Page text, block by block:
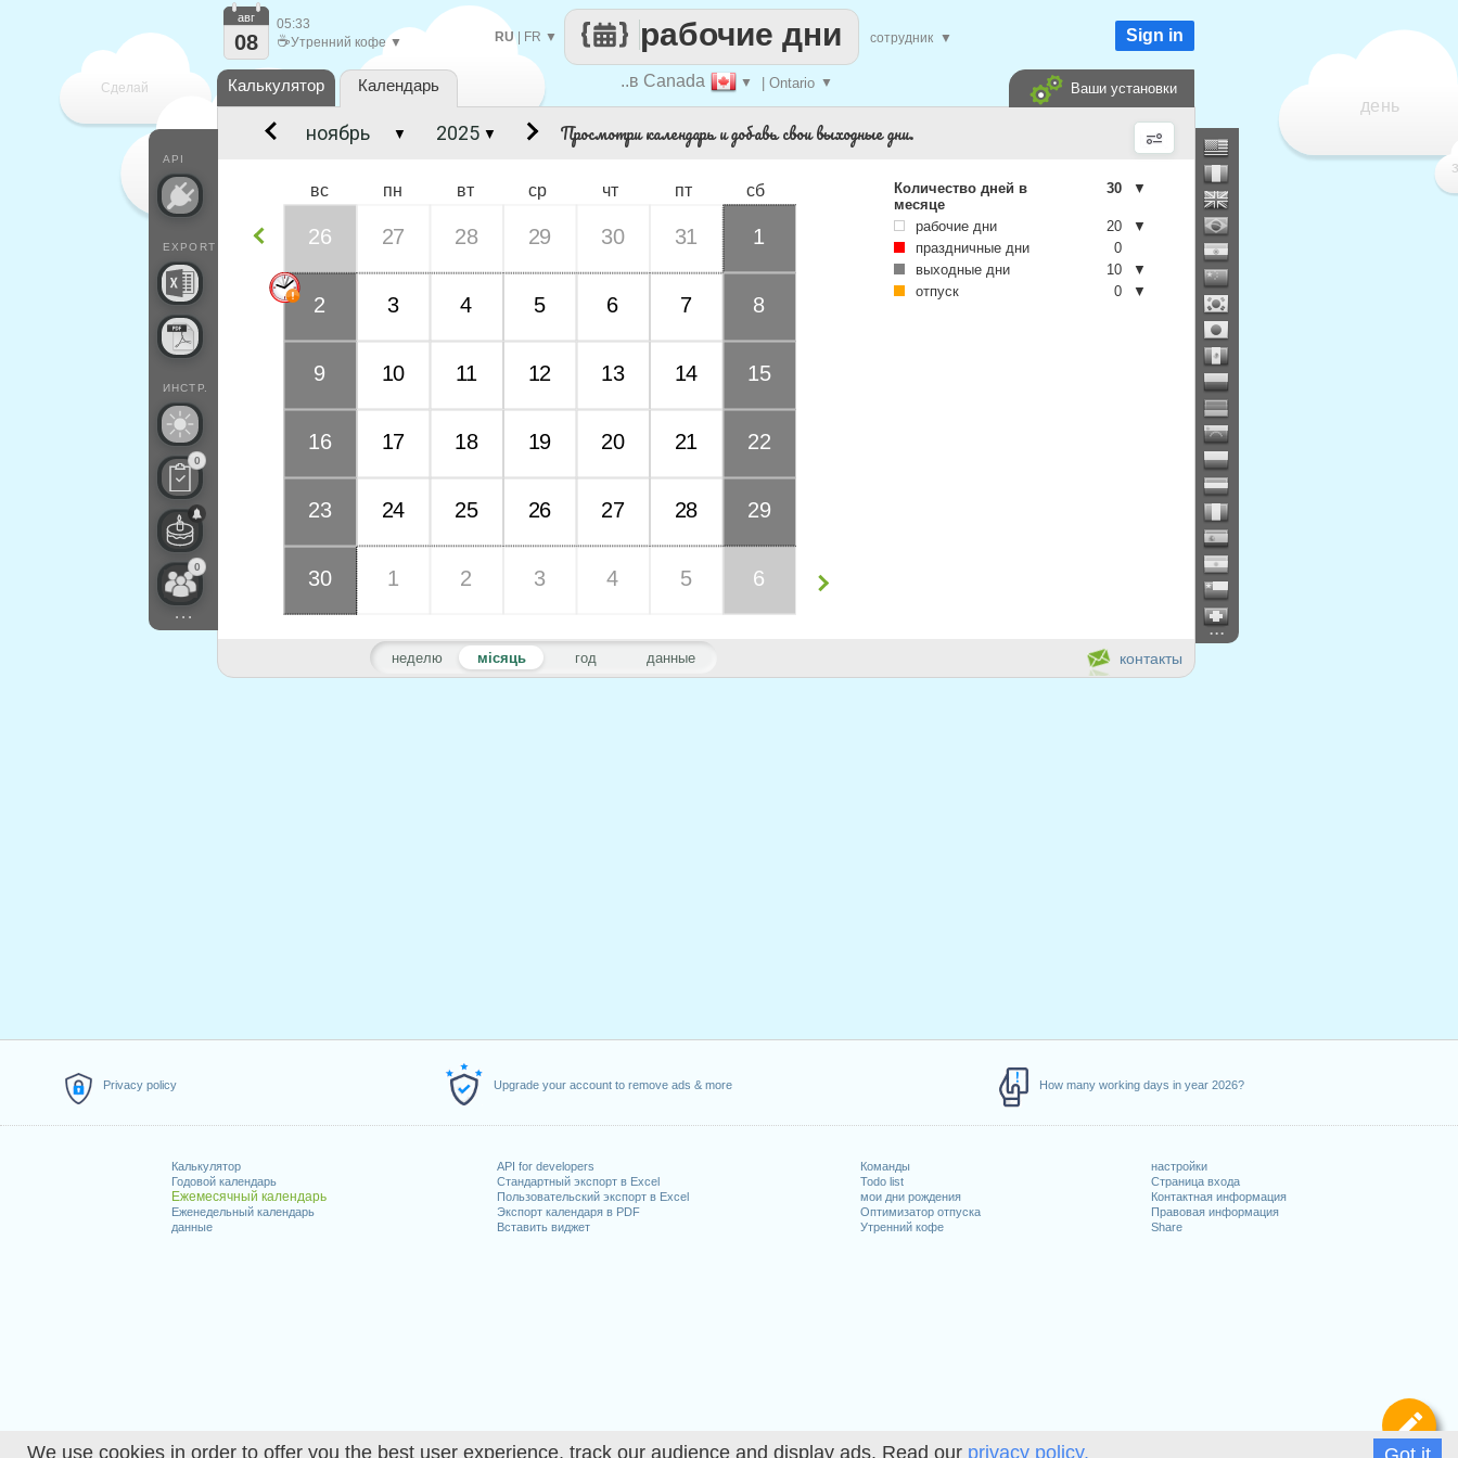
We use cookies in order to offer you the best user experience, track our audience and display ads. Read our privacy policy.
Privacy policy Upgrade your account to remove ads & more How many working days in year 2026?
Калькулятор
Годовой календарь
Ежемесячный календарь
Еженедельный календарь
данные
API for developers
Стандартный экспорт в Excel
Пользовательский экспорт в Excel
Экспорт календаря в PDF
Вставить виджет
Команды
Todo list
мои дни рождения
Оптимизатор отпуска
Утренний кофе
настройки
Страница входа
Контактная информация
Правовая информация
Share
Сделай
день
..в Canada ▼ | Ontario ▼
рабочие дни
RU| FR ▼ сотрудник ▼
API
EXPORT
ИНСТР.
0
0
...
авг
08
05:33
☕Утренний кофе ▼ Sign in
Калькулятор Календарь Ваши установки
...
контакты
Просмотри календарь и добавь свои выходные дни.
неделю місяць год данные
вс пн вт ср чт пт сб
26 27 28 29 30 31 1
2 3 4 5 6 7 8
9 10 11 12 13 14 15
16 17 18 19 20 21 22
23 24 25 26 27 28 29
30 1 2 3 4 5 6
▼ ▼
Количество дней в
месяце
30 ▼
рабочие дни 20
▼
праздничные дни
0
выходные дни
10
▼
отпуск
0 ▼